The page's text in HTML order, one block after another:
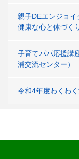
親子DEエンジョイ
健康な心と体づく
子育てパパ応援講
浦交流センター）
令和4年度わくわ